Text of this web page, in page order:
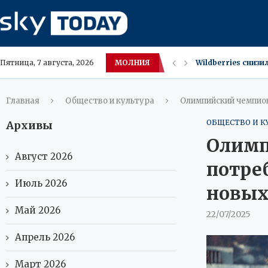
Пятница, 7 августа, 2026 МОЛНИЯ Свиное сало в
Эксперт: цены на
Женщины
Суд ХМАО
В Красноярске
Европа требует
В Краснодарском
Пассажиры Red
Главная Общество и культура Олимпийский
ОБЩЕСТВО И
22/07/2025
Архивы
Август 2026
Июль 2026
Май 2026
Апрель 2026
Март 2026